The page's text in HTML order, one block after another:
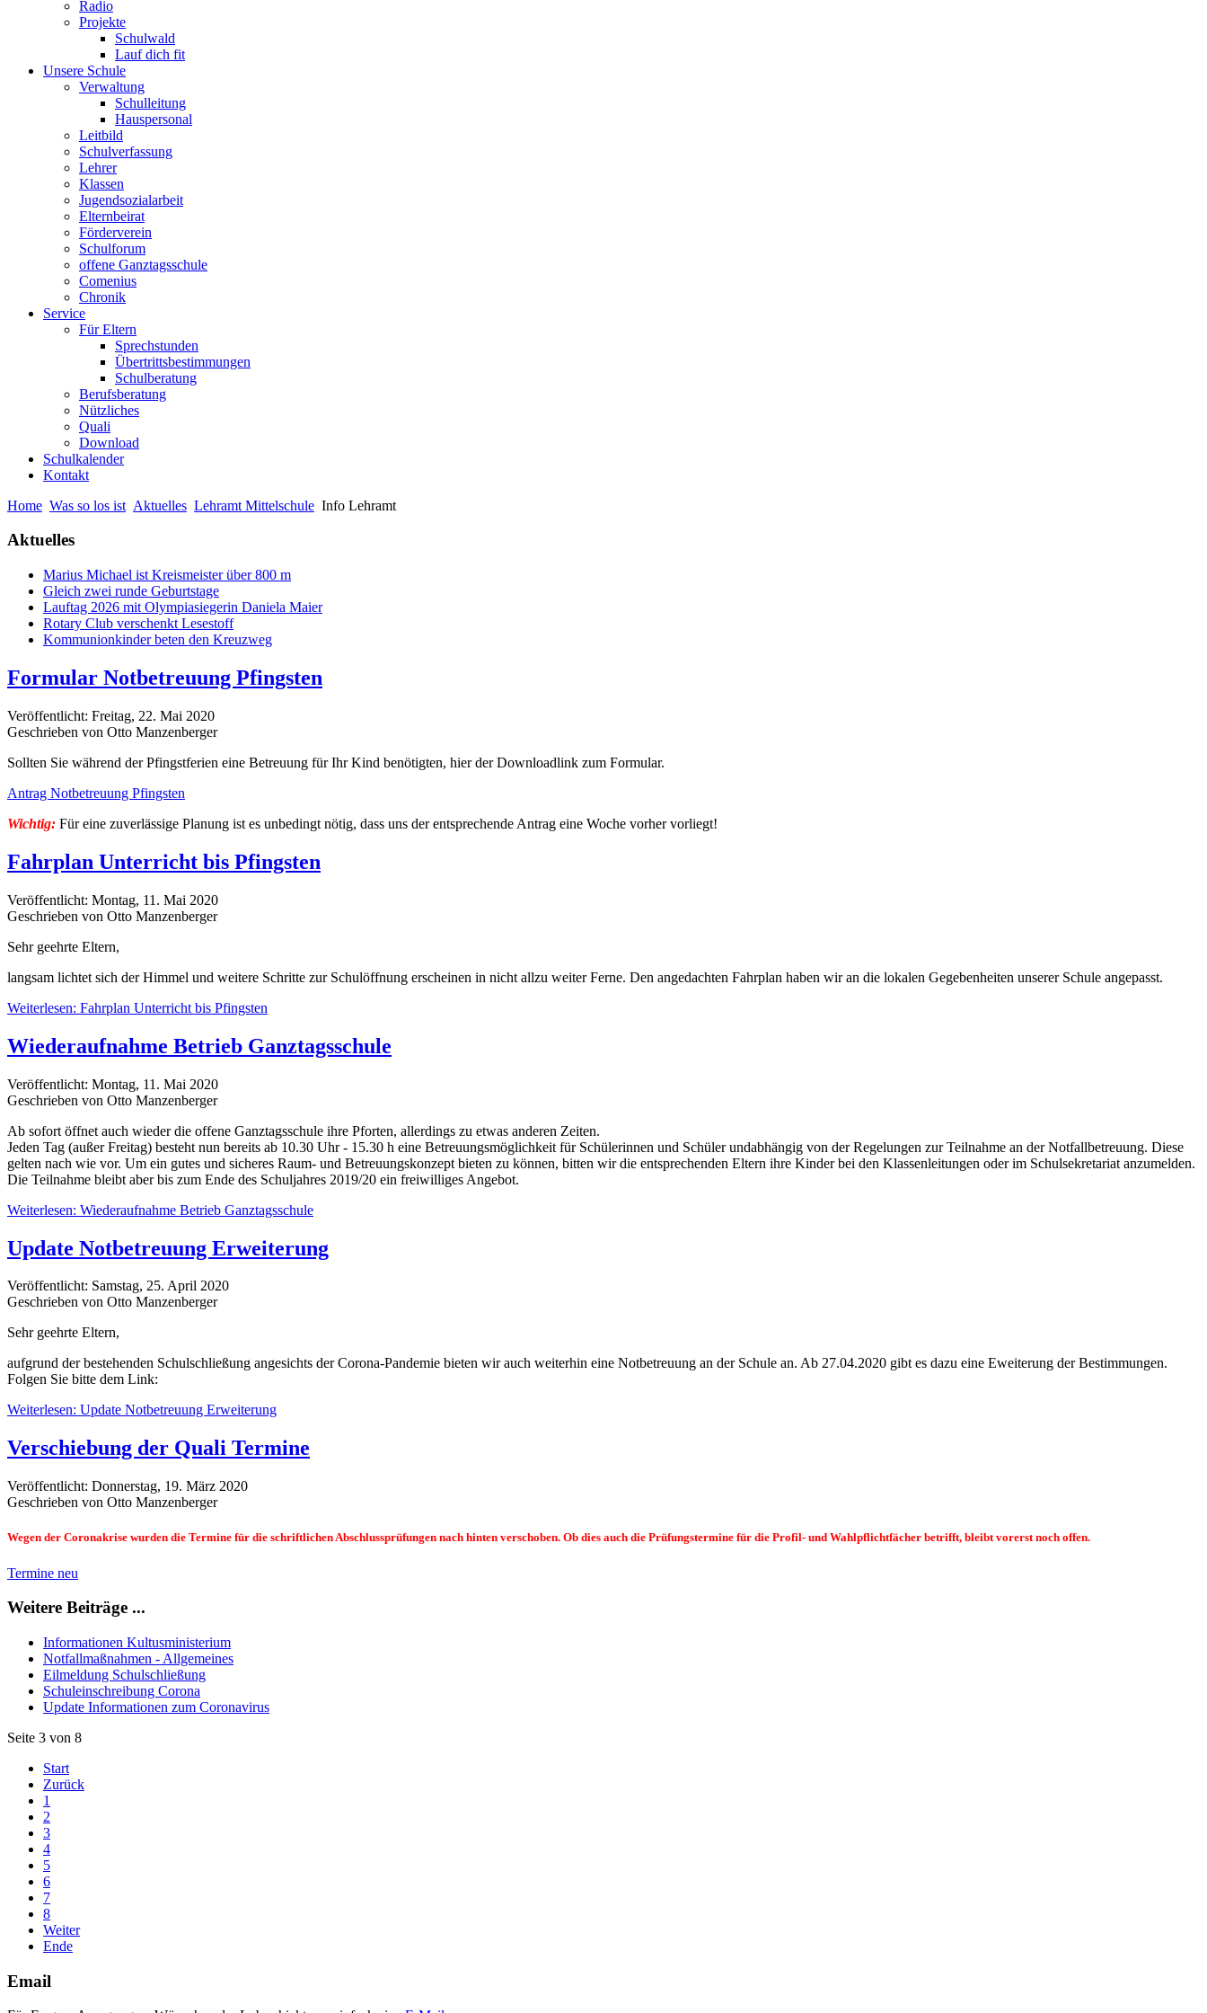
Radio
Projekte
Schulwald
Lauf dich fit
Unsere Schule
Verwaltung
Schulleitung
Hauspersonal
Leitbild
Schulverfassung
Lehrer
Klassen
Jugendsozialarbeit
Elternbeirat
Förderverein
Schulforum
offene Ganztagsschule
Comenius
Chronik
Service
Für Eltern
Sprechstunden
Übertrittsbestimmungen
Schulberatung
Berufsberatung
Nützliches
Quali
Download
Schulkalender
Kontakt
Home Was so los ist Aktuelles Lehramt Mittelschule Info Lehramt
Aktuelles
Marius Michael ist Kreismeister über 800 m
Gleich zwei runde Geburtstage
Lauftag 2026 mit Olympiasiegerin Daniela Maier
Rotary Club verschenkt Lesestoff
Kommunionkinder beten den Kreuzweg
Formular Notbetreuung Pfingsten
Veröffentlicht: Freitag, 22. Mai 2020
Geschrieben von Otto Manzenberger
Sollten Sie während der Pfingstferien eine Betreuung für Ihr Kind benötigten, hier der Downloadlink zum Formular.
Antrag Notbetreuung Pfingsten
Wichtig: Für eine zuverlässige Planung ist es unbedingt nötig, dass uns der entsprechende Antrag eine Woche vorher vorliegt!
Fahrplan Unterricht bis Pfingsten
Veröffentlicht: Montag, 11. Mai 2020
Geschrieben von Otto Manzenberger
Sehr geehrte Eltern,
langsam lichtet sich der Himmel und weitere Schritte zur Schulöffnung erscheinen in nicht allzu weiter Ferne. Den angedachten Fahrplan haben wir an die lokalen Gegebenheiten unserer Schule angepasst.
Weiterlesen: Fahrplan Unterricht bis Pfingsten
Wiederaufnahme Betrieb Ganztagsschule
Veröffentlicht: Montag, 11. Mai 2020
Geschrieben von Otto Manzenberger
Ab sofort öffnet auch wieder die offene Ganztagsschule ihre Pforten, allerdings zu etwas anderen Zeiten.
Jeden Tag (außer Freitag) besteht nun bereits ab 10.30 Uhr - 15.30 h eine Betreuungsmöglichkeit für Schülerinnen und Schüler undabhängig von der Regelungen zur Teilnahme an der Notfallbetreuung. Diese
gelten nach wie vor. Um ein gutes und sicheres Raum- und Betreuungskonzept bieten zu können, bitten wir die entsprechenden Eltern ihre Kinder bei den Klassenleitungen oder im Schulsekretariat anzumelden.
Die Teilnahme bleibt aber bis zum Ende des Schuljahres 2019/20 ein freiwilliges Angebot.
Weiterlesen: Wiederaufnahme Betrieb Ganztagsschule
Update Notbetreuung Erweiterung
Veröffentlicht: Samstag, 25. April 2020
Geschrieben von Otto Manzenberger
Sehr geehrte Eltern,
aufgrund der bestehenden Schulschließung angesichts der Corona-Pandemie bieten wir auch weiterhin eine Notbetreuung an der Schule an. Ab 27.04.2020 gibt es dazu eine Eweiterung der Bestimmungen.
Folgen Sie bitte dem Link:
Weiterlesen: Update Notbetreuung Erweiterung
Verschiebung der Quali Termine
Veröffentlicht: Donnerstag, 19. März 2020
Geschrieben von Otto Manzenberger
Wegen der Coronakrise wurden die Termine für die schriftlichen Abschlussprüfungen nach hinten verschoben. Ob dies auch die Prüfungstermine für die Profil- und Wahlpflichtfächer betrifft, bleibt vorerst noch offen.
Termine neu
Weitere Beiträge ...
Informationen Kultusministerium
Notfallmaßnahmen - Allgemeines
Eilmeldung Schulschließung
Schuleinschreibung Corona
Update Informationen zum Coronavirus
Seite 3 von 8
Start
Zurück
1
2
3
4
5
6
7
8
Weiter
Ende
Email